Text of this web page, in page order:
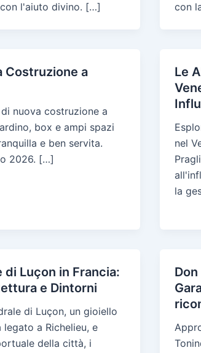
l'aiuto divino. […]
con
Costruzione a
nuova costruzione a
box e ampi spazi
e ben servita.
2026. […]
Le
nel
la
di Luçon in Francia:
e Dintorni
di Luçon, un gioiello
a Richelieu, e
della città, i